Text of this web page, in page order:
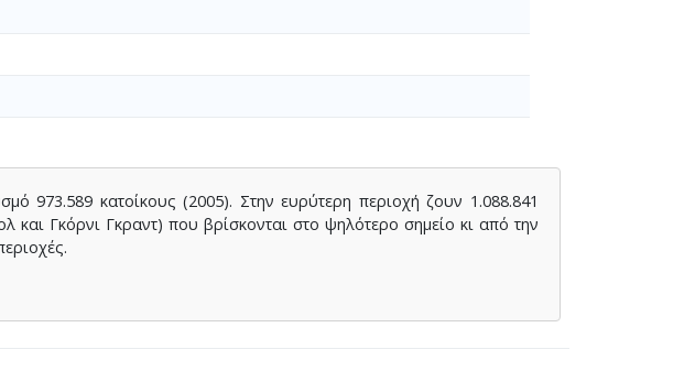
973.589 κατοίκους (2005). Στην ευρύτερη περιοχή ζουν 1.088.841
και Γκόρνι Γκραντ) που βρίσκονται στο ψηλότερο σημείο κι από την